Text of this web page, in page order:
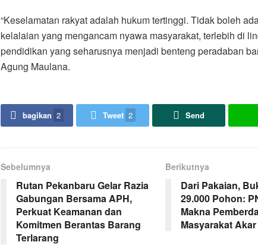
“Keselamatan rakyat adalah hukum tertinggi. Tidak boleh
kelalaian yang mengancam nyawa masyarakat, terlebih di
pendidikan yang seharusnya menjadi benteng peradaban
Agung Maulana.
bagikan 2 Tweet 2 Send
Sebelumnya
Rutan Pekanbaru Gelar Razia
Gabungan Bersama APH,
Perkuat Keamanan dan
Komitmen Berantas Barang
Terlarang
Berikutnya
Dari Pakaian,
29.000 Pohon:
Makna
Masyarakat